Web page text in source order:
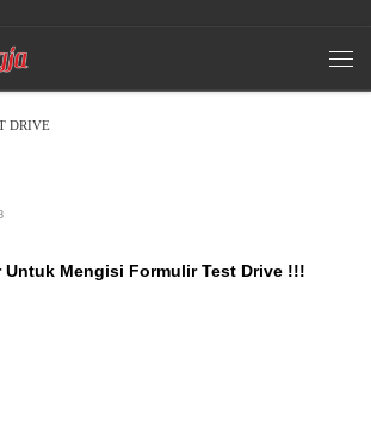
DRIVE
Untuk Mengisi Formulir Test Drive !!!